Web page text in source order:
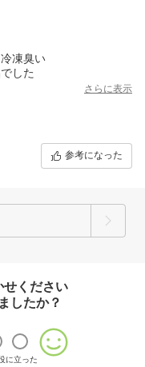
凍臭い
した
さらに表示
参考になった
せください
したか？
に立った